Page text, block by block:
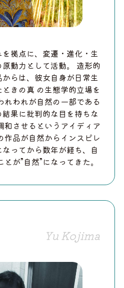
拠点に、変遷・進化・生
動力として活動。 造形的
らは、彼女自身が日常生
きの真 の生態学的立場を
れわれが自然の一部である
果に批判的な目を持ちな
和させるというアイディア
作品が自然からインスピレ
ってから数年が経ち、自
が”自然”になってきた。
Yu Kojima